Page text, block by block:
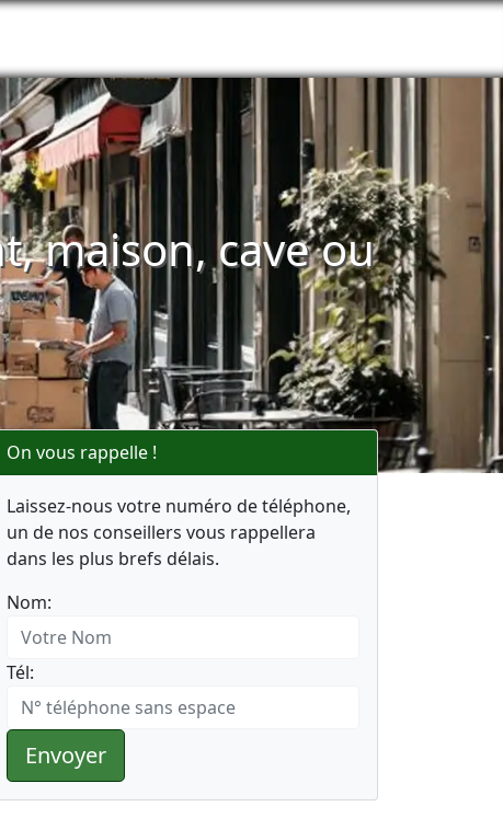
maison, cave ou
On vous rappelle !
Laissez-nous votre numéro de téléphone,
un de nos conseillers vous rappellera
dans les plus brefs délais.
Nom:
Tél:
Envoyer